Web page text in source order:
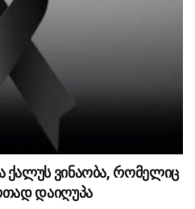
ვინაობა, რომელიც
დაიღუპა